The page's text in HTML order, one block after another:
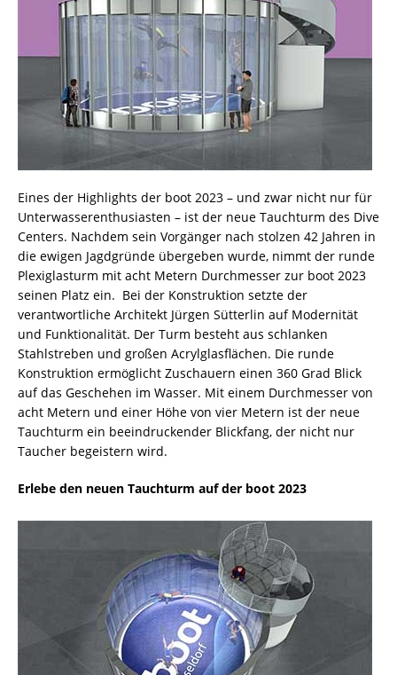
Eines der Highlights der boot 2023 – und zwar nicht nur für
Unterwasserenthusiasten – ist der neue Tauchturm des Dive
Centers. Nachdem sein Vorgänger nach stolzen 42 Jahren in
die ewigen Jagdgründe übergeben wurde, nimmt der runde
Plexiglasturm mit acht Metern Durchmesser zur boot 2023
seinen Platz ein. Bei der Konstruktion setzte der
verantwortliche Architekt Jürgen Sütterlin auf Modernität
und Funktionalität. Der Turm besteht aus schlanken
Stahlstreben und großen Acrylglasflächen. Die runde
Konstruktion ermöglicht Zuschauern einen 360 Grad Blick
auf das Geschehen im Wasser. Mit einem Durchmesser von
acht Metern und einer Höhe von vier Metern ist der neue
Tauchturm ein beeindruckender Blickfang, der nicht nur
Taucher begeistern wird.
Erlebe den neuen Tauchturm auf der boot 2023